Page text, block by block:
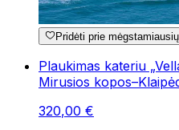
Pridėti prie mėgstamiausių
Plaukimas kateriu
Mirusios
320,00 €